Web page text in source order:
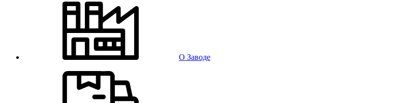
О Заводе